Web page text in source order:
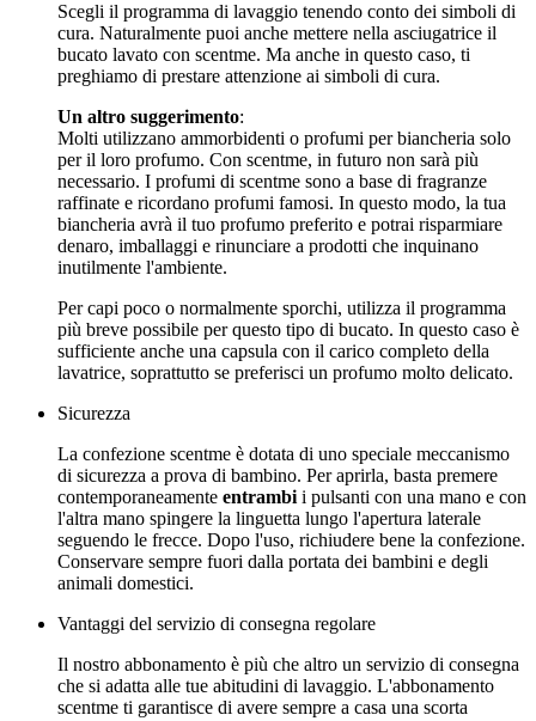
Scegli il programma di lavaggio tenendo conto dei simboli di
cura. Naturalmente puoi anche mettere nella asciugatrice il
bucato lavato con scentme. Ma anche in questo caso, ti
preghiamo di prestare attenzione ai simboli di cura.
Un altro suggerimento:
Molti utilizzano ammorbidenti o profumi per biancheria solo
per il loro profumo. Con scentme, in futuro non sarà più
necessario. I profumi di scentme sono a base di fragranze
raffinate e ricordano profumi famosi. In questo modo, la tua
biancheria avrà il tuo profumo preferito e potrai risparmiare
denaro, imballaggi e rinunciare a prodotti che inquinano
inutilmente l'ambiente.
Per capi poco o normalmente sporchi, utilizza il programma
più breve possibile per questo tipo di bucato. In questo caso è
sufficiente anche una capsula con il carico completo della
lavatrice, soprattutto se preferisci un profumo molto delicato.
Sicurezza
La confezione scentme è dotata di uno speciale meccanismo
di sicurezza a prova di bambino. Per aprirla, basta premere
contemporaneamente entrambi i pulsanti con una mano e con
l'altra mano spingere la linguetta lungo l'apertura laterale
seguendo le frecce. Dopo l'uso, richiudere bene la confezione.
Conservare sempre fuori dalla portata dei bambini e degli
animali domestici.
Vantaggi del servizio di consegna regolare
Il nostro abbonamento è più che altro un servizio di consegna
che si adatta alle tue abitudini di lavaggio. L'abbonamento
scentme ti garantisce di avere sempre a casa una scorta